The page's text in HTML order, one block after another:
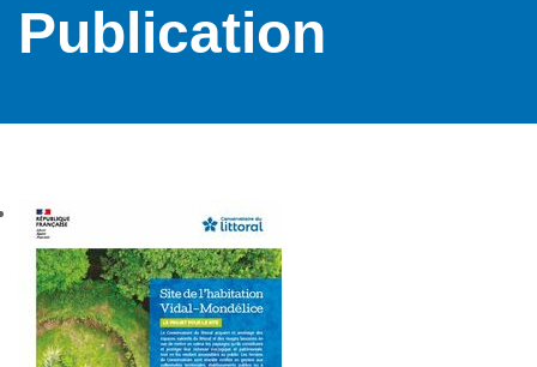
Publication